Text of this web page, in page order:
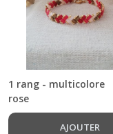
1 rang - multicolore
rose
AJOUTER